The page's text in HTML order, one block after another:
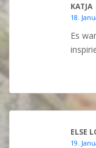
KATJA
18.
Es
ELSE
19.